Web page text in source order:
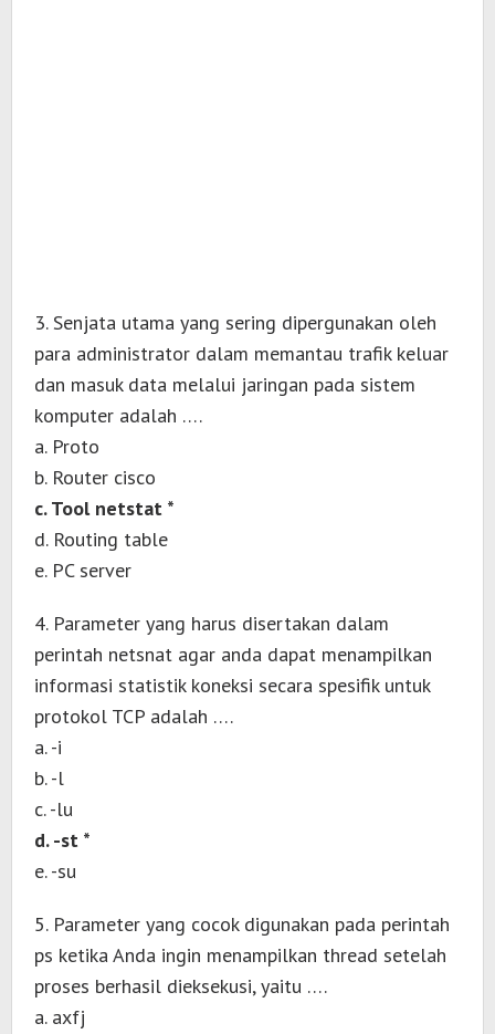
3. Senjata utama yang sering dipergunakan oleh
para administrator dalam memantau trafik keluar
dan masuk data melalui jaringan pada sistem
komputer adalah ….
a. Proto
b. Router cisco
c. Tool netstat *
d. Routing table
e. PC server
4. Parameter yang harus disertakan dalam
perintah netsnat agar anda dapat menampilkan
informasi statistik koneksi secara spesifik untuk
protokol TCP adalah ….
a. -i
b. -l
c. -lu
d. -st *
e. -su
5. Parameter yang cocok digunakan pada perintah
ps ketika Anda ingin menampilkan thread setelah
proses berhasil dieksekusi, yaitu ….
a. axfj